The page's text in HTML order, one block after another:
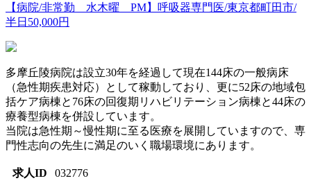
【病院/非常勤 水木曜 PM】呼吸器専門医/東京都町田市/
半日50,000円
多摩丘陵病院は設立30年を経過して現在144床の一般病床
（急性期疾患対応）として稼動しており、更に52床の地域包
括ケア病棟と76床の回復期リハビリテーション病棟と44床の
療養型病棟を併設しています。
当院は急性期～慢性期に至る医療を展開していますので、専
門性志向の先生に満足のいく職場環境にあります。
求人ID
032776